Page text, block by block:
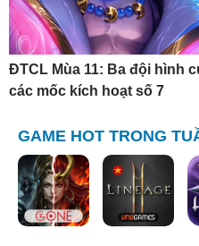
ĐTCL Mùa 11: Ba đội hình
các mốc kích hoạt số 7
GAME HOT TRONG